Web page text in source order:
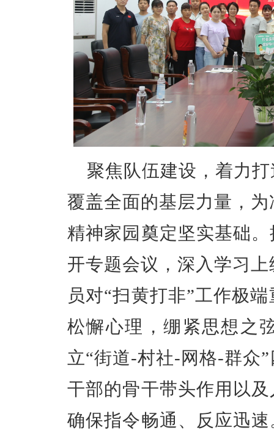
聚焦队伍建设，着力
覆盖全面的基层力量，
精神家园奠定坚实基础
开专题会议，深入学习
员对“扫黄打非”工作极
松懈心理，绷紧思想之
立“街道-村社-网格-群众
干部的骨干带头作用以
确保指令畅通、反应迅